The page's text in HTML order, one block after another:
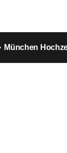
München